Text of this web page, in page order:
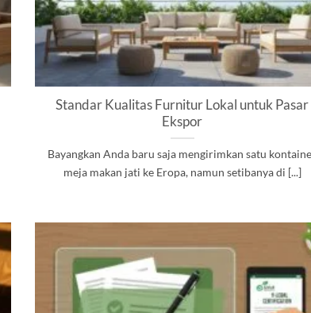
Standar Kualitas Furnitur Lokal untuk Pasar
Ekspor
Bayangkan Anda baru saja mengirimkan satu
meja makan jati ke Eropa, namun setibanya di [...]